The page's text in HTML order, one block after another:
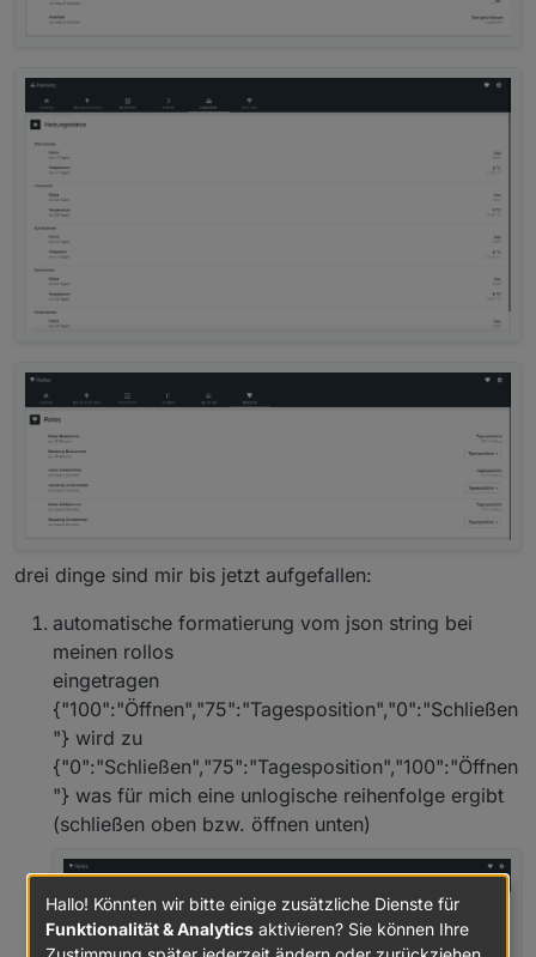
drei dinge sind mir bis jetzt aufgefallen:
automatische formatierung vom json string bei
meinen rollos
eingetragen
{"100":"Öffnen","75":"Tagesposition","0":"Schließen
"} wird zu
{"0":"Schließen","75":"Tagesposition","100":"Öffnen
"} was für mich eine unlogische reihenfolge ergibt
(schließen oben bzw. öffnen unten)
Hallo! Könnten wir bitte einige zusätzliche Dienste für
Funktionalität & Analytics aktivieren? Sie können Ihre